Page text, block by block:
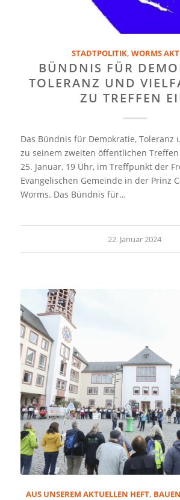
STADTPOLITIK, WORMS
BÜNDNIS FÜR
TOLERANZ UND
ZU TREFFEN
Das Bündnis für Demokratie, Toleranz
zu seinem zweiten öffentlichen
25. Januar, 19 Uhr, im Treffpunkt der
Evangelischen Gemeinde in der Prinz
Worms. Das Bündnis für…
22. Januar 2024
AUS UNSEREM AKTUELLEN HEFT,